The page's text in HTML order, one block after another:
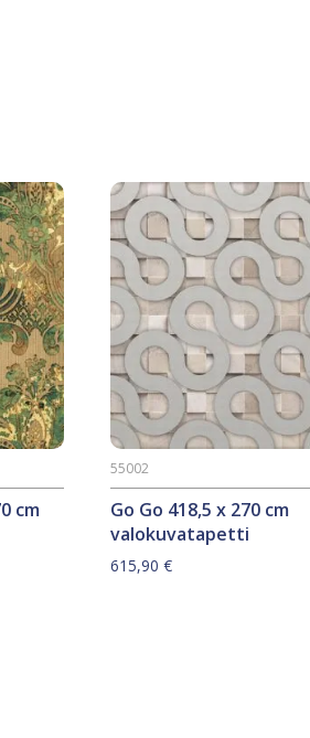
cm
Go Go 418,5 x 270 cm
valokuvatapetti
55002
615,90 €